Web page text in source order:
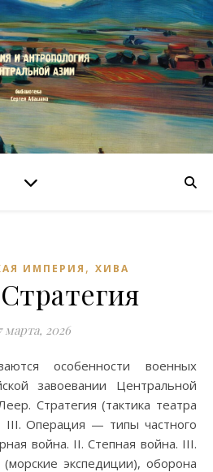
ИМПЕРИЯ , ХИВА
марта, 2026
завоевании Центральной
Стратегия (тактика театра
III. Операция — типы частного
война. II. Степная война. III.
экспедиции), оборона